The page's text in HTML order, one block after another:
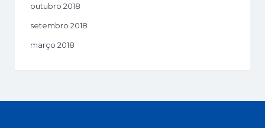
outubro 2018
setembro 2018
março 2018